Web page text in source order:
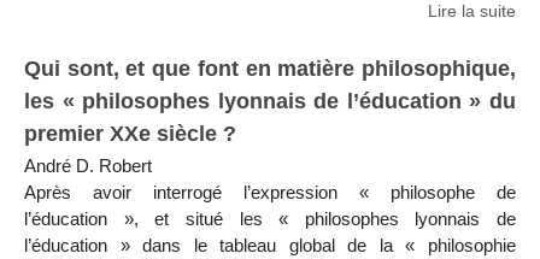
Lire la suite
Qui sont, et que font en matière philosophique,
les « philosophes lyonnais de l’éducation » du
premier XXe siècle ?
André D. Robert
Après avoir interrogé l’expression « philosophe de
l’éducation », et situé les « philosophes lyonnais de
l’éducation » dans le tableau global de la « philosophie